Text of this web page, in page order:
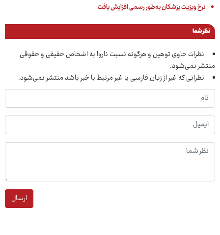
نرخ ویزیت پزشکان به‌طور رسمی افزایش یافت
نظر شما
نظرات حاوی توهین و هرگونه نسبت ناروا به اشخاص حقیقی و حقوقی
منتشر نمی‌شود.
نظراتی که غیر از زبان فارسی یا غیر مرتبط با خبر باشد منتشر نمی‌شود.
ارسال